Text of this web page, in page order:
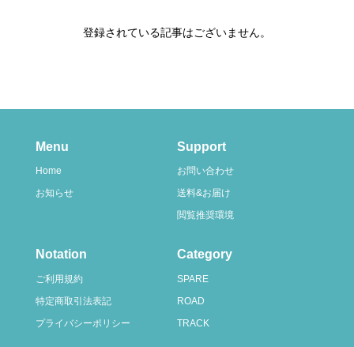
登録されている記事はございません。
Menu
Home
お知らせ
Support
お問い合わせ
送料&お届け
閲覧推奨環境
Notation
ご利用規約
特定商取引法表記
プライバシーポリシー
Category
SPARE
ROAD
TRACK